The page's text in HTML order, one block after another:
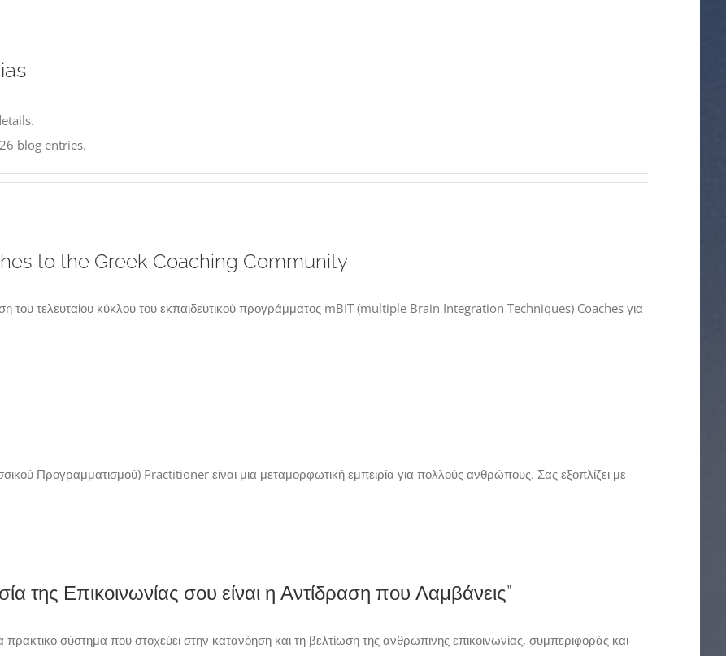
blog entries.
to the Greek Coaching Community
τελευταίου κύκλου του εκπαιδευτικού προγράμματος mBIT (multiple Brain Integration Techniques) Coaches για
Προγραμματισμού) Practitioner είναι μια μεταμορφωτική εμπειρία για πολλούς ανθρώπους. Σας εξοπλίζει με
της Επικοινωνίας σου είναι η Αντίδραση που Λαμβάνεις”
σύστημα που στοχεύει στην κατανόηση και τη βελτίωση της ανθρώπινης επικοινωνίας, συμπεριφοράς και